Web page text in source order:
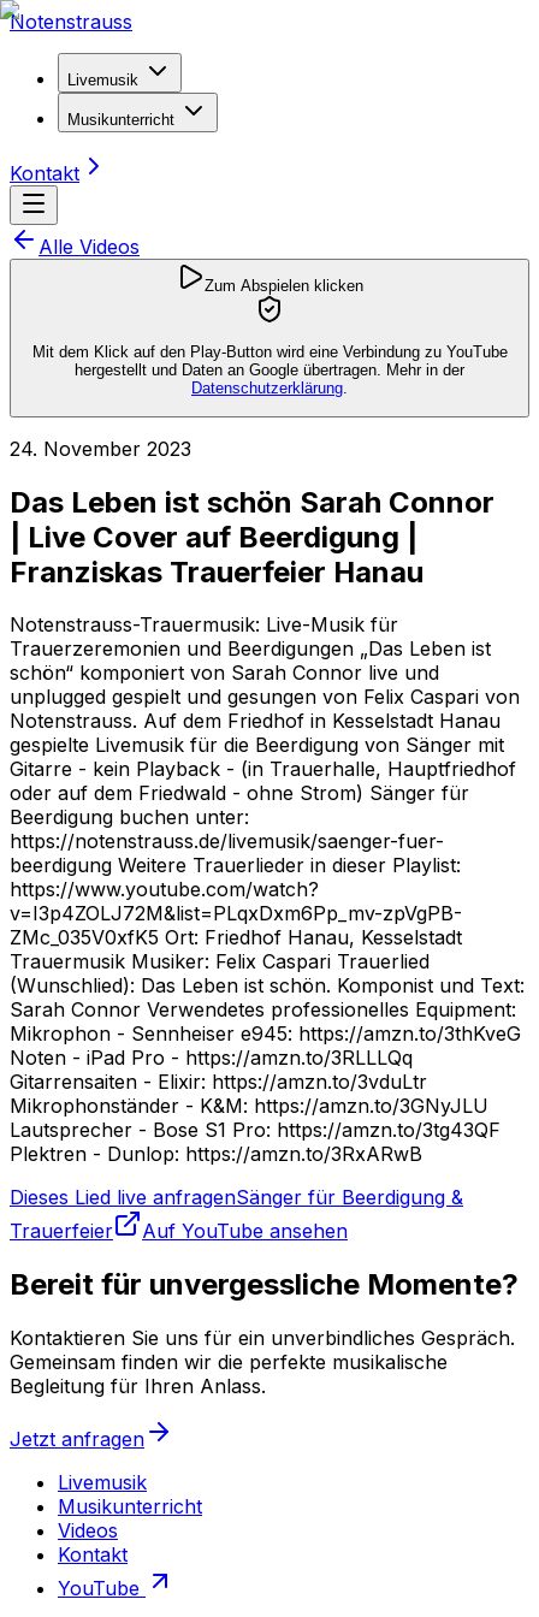
Notenstrauss
Livemusik
Musikunterricht
Kontakt
Alle Videos
Zum Abspielen klicken
Mit dem Klick auf den Play-Button wird eine Verbindung zu YouTube
hergestellt und Daten an Google übertragen. Mehr in der
Datenschutzerklärung.
24. November 2023
Das Leben ist schön Sarah Connor
| Live Cover auf Beerdigung |
Franziskas Trauerfeier Hanau
Notenstrauss-Trauermusik: Live-Musik für
Trauerzeremonien und Beerdigungen „Das Leben ist
schön“ komponiert von Sarah Connor live und
unplugged gespielt und gesungen von Felix Caspari von
Notenstrauss. Auf dem Friedhof in Kesselstadt Hanau
gespielte Livemusik für die Beerdigung von Sänger mit
Gitarre - kein Playback - (in Trauerhalle, Hauptfriedhof
oder auf dem Friedwald - ohne Strom) Sänger für
Beerdigung buchen unter:
https://notenstrauss.de/livemusik/saenger-fuer-
beerdigung Weitere Trauerlieder in dieser Playlist:
https://www.youtube.com/watch?
v=I3p4ZOLJ72M&list=PLqxDxm6Pp_mv-zpVgPB-
ZMc_035V0xfK5 Ort: Friedhof Hanau, Kesselstadt
Trauermusik Musiker: Felix Caspari Trauerlied
(Wunschlied): Das Leben ist schön. Komponist und Text:
Sarah Connor Verwendetes professionelles Equipment:
Mikrophon - Sennheiser e945: https://amzn.to/3thKveG
Noten - iPad Pro - https://amzn.to/3RLLLQq
Gitarrensaiten - Elixir: https://amzn.to/3vduLtr
Mikrophonständer - K&M: https://amzn.to/3GNyJLU
Lautsprecher - Bose S1 Pro: https://amzn.to/3tg43QF
Plektren - Dunlop: https://amzn.to/3RxARwB
Dieses Lied live anfragenSänger für Beerdigung &
Trauerfeier
Auf YouTube ansehen
Bereit für unvergessliche Momente?
Kontaktieren Sie uns für ein unverbindliches Gespräch.
Gemeinsam finden wir die perfekte musikalische
Begleitung für Ihren Anlass.
Jetzt anfragen
Livemusik
Musikunterricht
Videos
Kontakt
YouTube